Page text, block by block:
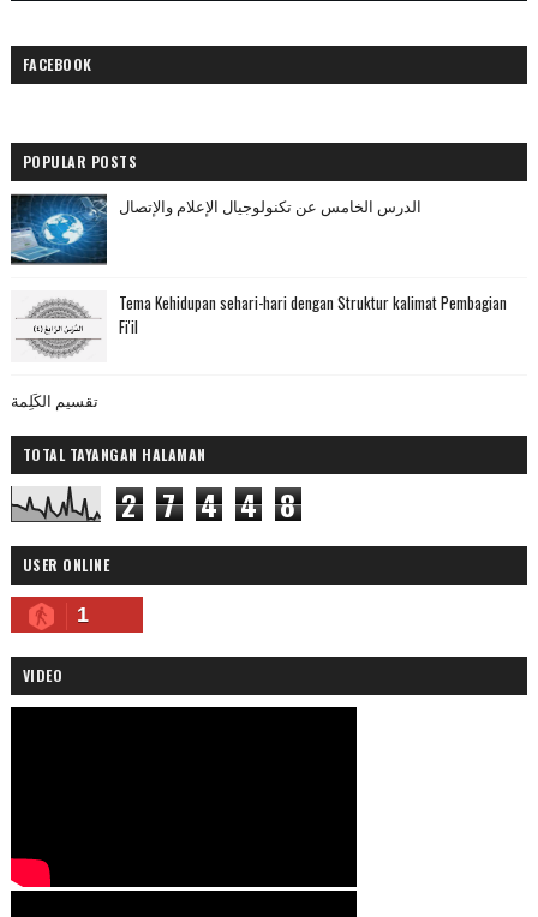
FACEBOOK
POPULAR POSTS
الدرس الخامس عن تكنولوجيال الإعلام والإتصال
Tema Kehidupan sehari-hari dengan Struktur kalimat Pembagian
Fi'il
تقسيم الكَلِمة
TOTAL TAYANGAN HALAMAN
2 7 4 4 8
USER ONLINE
1
VIDEO